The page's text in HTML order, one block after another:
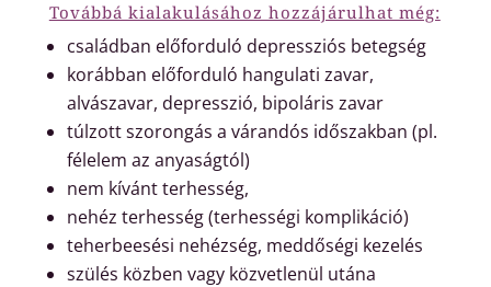
Továbbá kialakulásához hozzájárulhat még:
családban előforduló depressziós betegség
korábban előforduló hangulati zavar,
alvászavar, depresszió, bipoláris zavar
túlzott szorongás a várandós időszakban (pl.
félelem az anyaságtól)
nem kívánt terhesség,
nehéz terhesség (terhességi komplikáció)
teherbeesési nehézség, meddőségi kezelés
szülés közben vagy közvetlenül utána